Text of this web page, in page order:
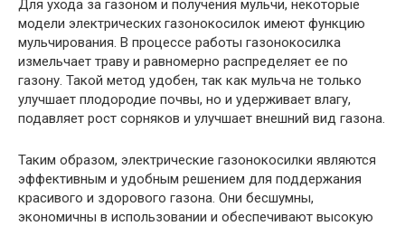
Для ухода за газоном и получения мульчи, некоторые
модели электрических газонокосилок имеют функцию
мульчирования. В процессе работы газонокосилка
измельчает траву и равномерно распределяет ее по
газону. Такой метод удобен, так как мульча не только
улучшает плодородие почвы, но и удерживает влагу,
подавляет рост сорняков и улучшает внешний вид газона.
Таким образом, электрические газонокосилки являются
эффективным и удобным решением для поддержания
красивого и здорового газона. Они бесшумны,
экономичны в использовании и обеспечивают высокую